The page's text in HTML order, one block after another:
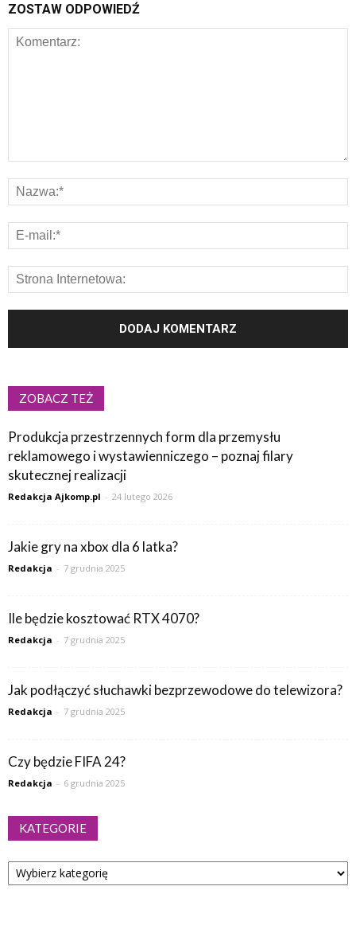
ZOSTAW ODPOWIEDŹ
ZOBACZ TEŻ
Produkcja przestrzennych form dla przemysłu
reklamowego i wystawienniczego – poznaj filary
skutecznej realizacji
Redakcja Ajkomp.pl - 24 lutego 2026
Jakie gry na xbox dla 6 latka?
Redakcja - 7 grudnia 2025
Ile będzie kosztować RTX 4070?
Redakcja - 7 grudnia 2025
Jak podłączyć słuchawki bezprzewodowe do telewizora?
Redakcja - 7 grudnia 2025
Czy będzie FIFA 24?
Redakcja - 6 grudnia 2025
KATEGORIE
Kategorie